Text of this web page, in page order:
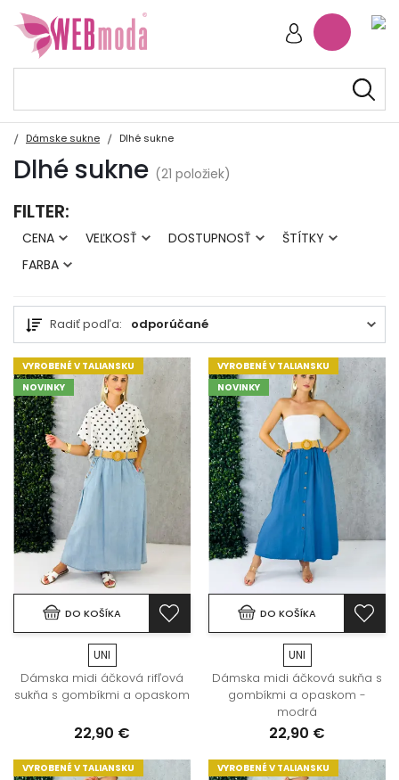
Dámske sukne Dlhé sukne
Dlhé sukne (21 položiek)
FILTER:
CENA VEĽKOSŤ DOSTUPNOSŤ
ŠTÍTKY
FARBA
Radiť podľa: odporúčané
VYROBENÉ V TALIANSKU
NOVINKY
DO KOŠÍKA
UNI
Dámska midi áčková rifľová
sukňa s gombíkmi a opaskom
22,90 €
VYROBENÉ V TALIANSKU
NOVINKY
DO KOŠÍKA
UNI
Dámska midi áčková sukňa s
gombíkmi a opaskom -
modrá
22,90 €
VYROBENÉ V TALIANSKU
VYROBENÉ V TALIANSKU